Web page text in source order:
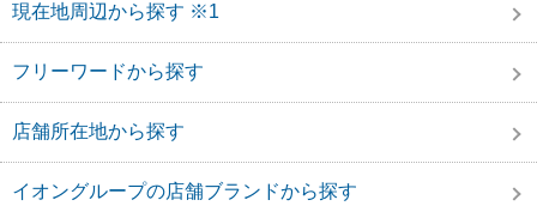
現在地周辺から探す ※1
フリーワードから探す
店舗所在地から探す
イオングループの店舗ブランドから探す